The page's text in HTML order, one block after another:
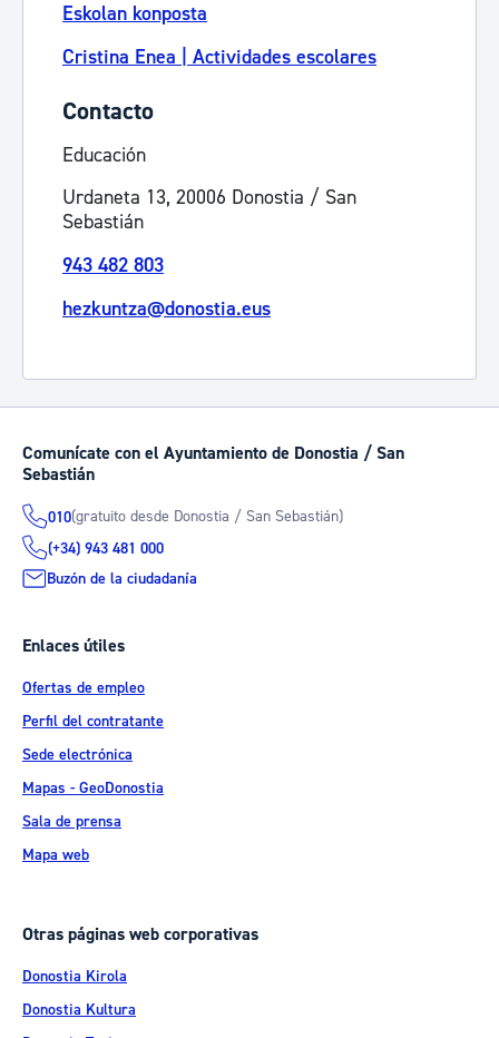
Eskolan konposta
Cristina Enea | Actividades escolares
Contacto
Educación
Urdaneta 13, 20006 Donostia / San
Sebastián
943 482 803
hezkuntza@donostia.eus
Comunícate con el Ayuntamiento de Donostia / San
Sebastián
010(gratuito desde Donostia / San Sebastián)
(+34) 943 481 000
Buzón de la ciudadanía
Enlaces útiles
Ofertas de empleo
Perfil del contratante
Sede electrónica
Mapas - GeoDonostia
Sala de prensa
Mapa web
Otras páginas web corporativas
Donostia Kirola
Donostia Kultura